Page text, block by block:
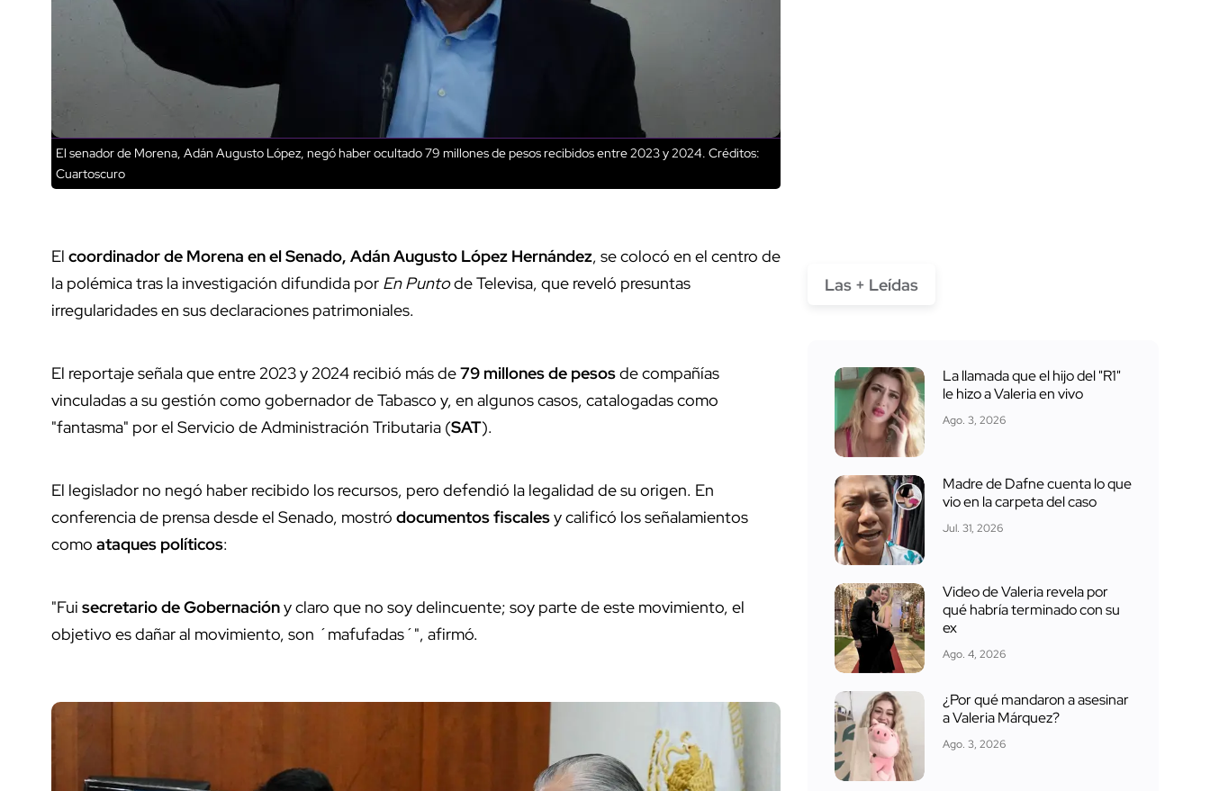
El senador de Morena, Adán Augusto López, negó haber ocultado 79 millones de pesos recibidos entre 2023 y 2024. Créditos:
Cuartoscuro
El coordinador de Morena en el Senado, Adán Augusto López Hernández, se colocó en el centro de
la polémica tras la investigación difundida por En Puntode Televisa, que reveló presuntas
irregularidades en sus declaraciones patrimoniales.
El reportaje señala que entre 2023 y 2024 recibió más de79 millones de pesosde compañías
vinculadas a su gestión como gobernador de Tabasco y, en algunos casos, catalogadas como
"fantasma" por el Servicio de Administración Tributaria (SAT).
El legislador no negó haber recibido los recursos, pero defendió la legalidad de su origen. En
conferencia de prensa desde el Senado, mostró documentos fiscalesy calificó los señalamientos
como ataques políticos:
"Fui secretario de Gobernacióny claro que no soy delincuente; soy parte de este movimiento, el
objetivo es dañar al movimiento, son ´mafufadas´", afirmó.
Las + Leídas
La llamada que el hijo del "R1"
le hizo a Valeria en vivo
Ago. 3, 2026
Madre de Dafne cuenta lo que
vio en la carpeta del caso
Jul. 31, 2026
Video de Valeria revela por
qué habría terminado con su
ex
Ago. 4, 2026
¿Por qué mandaron a asesinar
a Valeria Márquez?
Ago. 3, 2026